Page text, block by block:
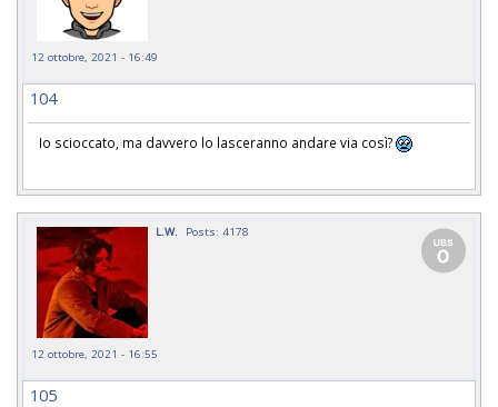
12 ottobre, 2021 - 16:49
104
Io scioccato, ma davvero lo lasceranno andare via così?
L.W. Posts: 4178
12 ottobre, 2021 - 16:55
105